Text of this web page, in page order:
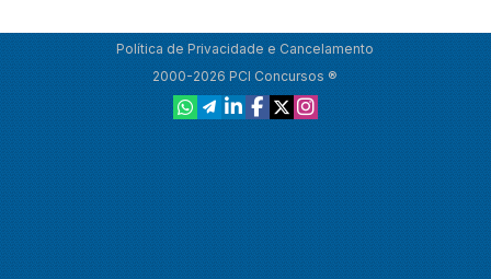
Política de Privacidade e Cancelamento
2000-2026 PCI Concursos ®